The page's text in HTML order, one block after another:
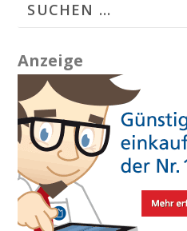
Anzeige